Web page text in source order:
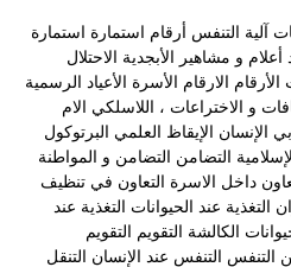
آلية التنفس أرقام استمارة استمارة
أعلام و مشاهير الأبجدية الاحتلال
الأرقام الارقام الأسرة الأعياد الرسمية
و الاختراعات ، اللاسلكي الام
الإنسان الإيقاظ العلمي البرتوكول
التضامن التضامن و المواطنة
داخل الاسرة التعاون في تنظيف
التغذية عند الحيوانات التغذية عند
الكالشة التقويم التقويم
التنفس التنفس عند الإنسان التنقل